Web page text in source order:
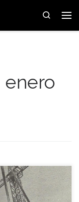
Search
enero